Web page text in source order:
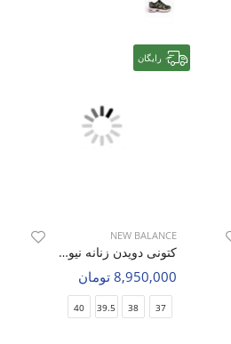
رایگان
NEW BALANCE
کتونی دویدن زنانه نیو بالانس 530 W
8,950,000 تومان
37
38
39.5
40